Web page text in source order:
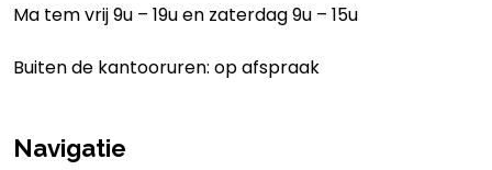
Ma tem vrij 9u – 19u en zaterdag 9u – 15u
Buiten de kantooruren: op afspraak
Navigatie